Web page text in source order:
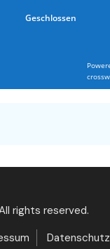
Geschlossen
rights reserved.